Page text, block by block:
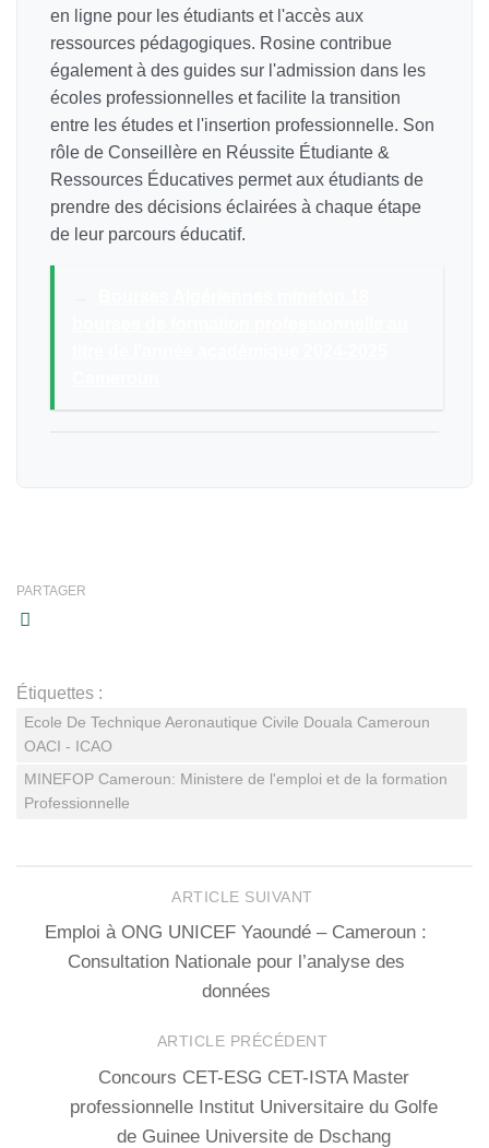
en ligne pour les étudiants et l'accès aux
ressources pédagogiques. Rosine contribue
également à des guides sur l'admission dans les
écoles professionnelles et facilite la transition
entre les études et l'insertion professionnelle. Son
rôle de Conseillère en Réussite Étudiante &
Ressources Éducatives permet aux étudiants de
prendre des décisions éclairées à chaque étape
de leur parcours éducatif.
PARTAGER
Étiquettes :
Ecole De Technique Aeronautique Civile Douala Cameroun
OACI - ICAO
MINEFOP Cameroun: Ministere de l'emploi et de la formation
Professionnelle
ARTICLE SUIVANT
Emploi à ONG UNICEF Yaoundé – Cameroun :
Consultation Nationale pour l’analyse des
données
ARTICLE PRÉCÉDENT
Concours CET-ESG CET-ISTA Master
professionnelle Institut Universitaire du Golfe
de Guinee Universite de Dschang